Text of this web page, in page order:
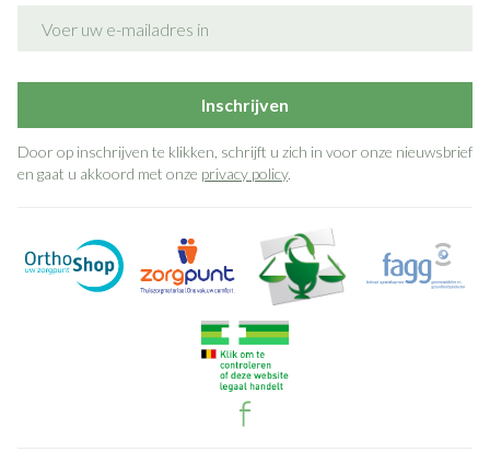
Inschrijven
Door op inschrijven te klikken, schrijft u zich in voor onze nieuwsbrief
en gaat u akkoord met onze privacy policy.